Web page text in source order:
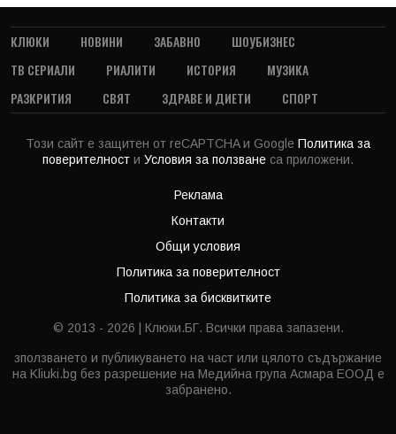
КЛЮКИ НОВИНИ ЗАБАВНО
ШОУБИЗНЕС
ТВ СЕРИАЛИ
РИАЛИТИ ИСТОРИЯ
МУЗИКА
РАЗКРИТИЯ
СВЯТ ЗДРАВЕ И ДИЕТИ СПОРТ
Този сайт е защитен от reCAPTCHA и Google Политика за
поверителност и Условия за ползване са приложени.
Реклама
Контакти
Общи условия
Политика за поверителност
Политика за бисквитките
© 2013 - 2026 | Клюки.БГ. Всички права запазени.
зползването и публикуването на част или цялото съдържание
на Kliuki.bg без разрешение на Медийна група Асмара ЕООД е
забранено.